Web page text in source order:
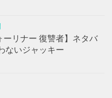
ーリナー 復讐者】ネタバ
ないジャッキー